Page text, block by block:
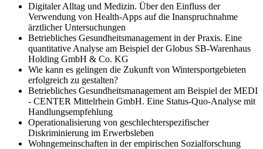
Digitaler Alltag und Medizin. Über den Einfluss der
Verwendung von Health-Apps auf die Inanspruchnahme
ärztlicher Untersuchungen
Betriebliches Gesundheitsmanagement in der Praxis. Eine
quantitative Analyse am Beispiel der Globus SB-Warenhaus
Holding GmbH & Co. KG
Wie kann es gelingen die Zukunft von Wintersportgebieten
erfolgreich zu gestalten?
Betriebliches Gesundheitsmanagement am Beispiel der MEDI
- CENTER Mittelrhein GmbH. Eine Status-Quo-Analyse mit
Handlungsempfehlung
Operationalisierung von geschlechterspezifischer
Diskriminierung im Erwerbsleben
Wohngemeinschaften in der empirischen Sozialforschung